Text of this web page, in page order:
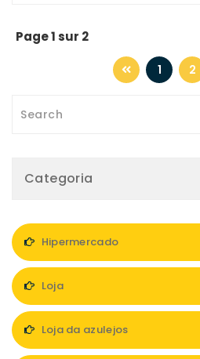
Page 1 sur 2
1 2
Categoria
Hipermercado
Loja
Loja da azulejos